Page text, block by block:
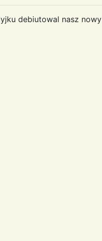
debiutowal nasz